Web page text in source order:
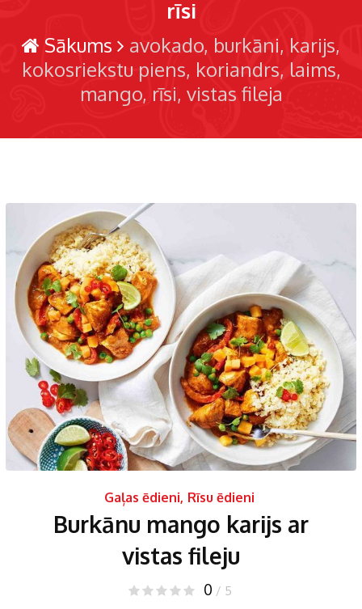
rīsi
Sākums avokado burkāni karijs
kokosriekstu piens koriandrs laims
mango rīsi vistas fileja
Gaļas ēdieni, Rīsu ēdieni
Burkānu mango karijs ar
vistas fileju
0 / 5